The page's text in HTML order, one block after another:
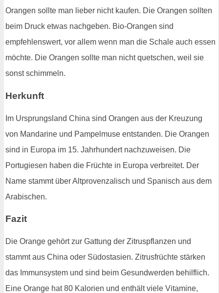
Orangen sollte man lieber nicht kaufen. Die Orangen sollten
beim Druck etwas nachgeben. Bio-Orangen sind
empfehlenswert, vor allem wenn man die Schale auch essen
möchte. Die Orangen sollte man nicht quetschen, weil sie
sonst schimmeln.
Herkunft
Im Ursprungsland China sind Orangen aus der Kreuzung
von Mandarine und Pampelmuse entstanden. Die Orangen
sind in Europa im 15. Jahrhundert nachzuweisen. Die
Portugiesen haben die Früchte in Europa verbreitet. Der
Name stammt über Altprovenzalisch und Spanisch aus dem
Arabischen.
Fazit
Die Orange gehört zur Gattung der Zitruspflanzen und
stammt aus China oder Südostasien. Zitrusfrüchte stärken
das Immunsystem und sind beim Gesundwerden behilflich.
Eine Orange hat 80 Kalorien und enthält viele Vitamine,